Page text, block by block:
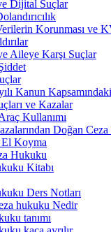
Dijital Suçlar
Korunması ve
Aileye Karşı Suçlar
Kanun
ve Kazalar
Kullanımı
Doğan Ceza
Koyma
Hukuku
Kitabı
Ders Notları
hukuku Nedir
tanımı